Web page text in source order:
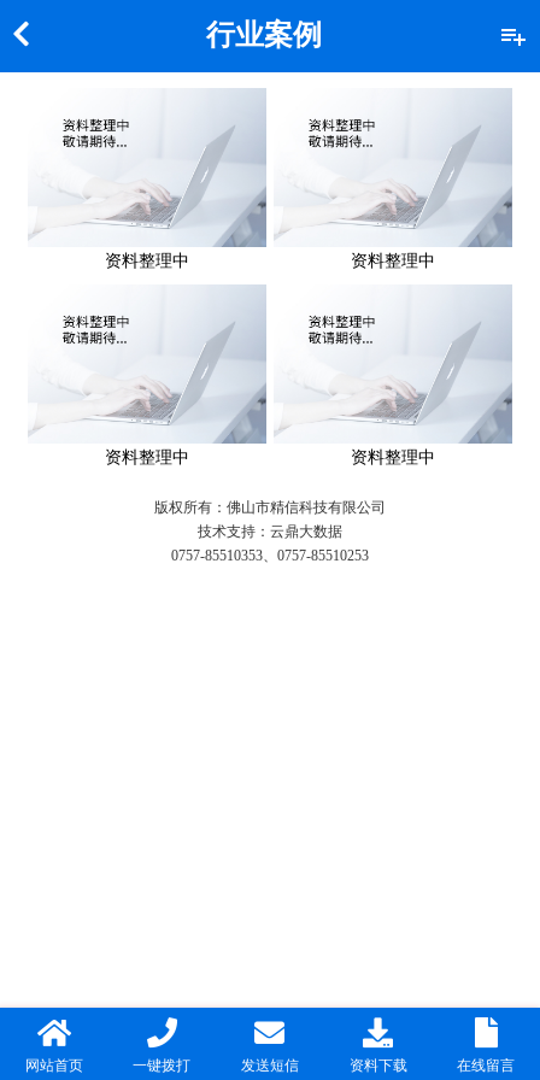
行业案例
资料整理中 资料整理中
资料整理中 资料整理中
版权所有：佛山市精信科技有限公司
技术支持：云鼎大数据
0757-85510353、0757-85510253
网站首页 一键拨打 发送短信 资料下载 在线留言